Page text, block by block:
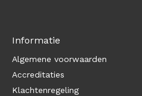
Informatie
Algemene voorwaarden
Accreditaties
Klachtenregeling